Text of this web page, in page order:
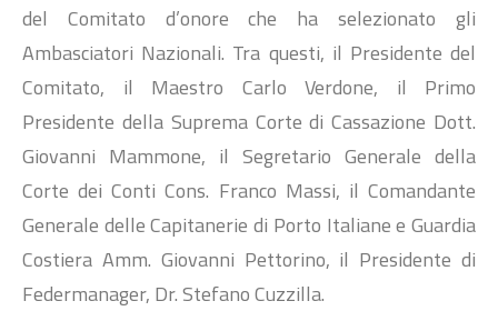
del Comitato d’onore che ha selezionato gli
Ambasciatori Nazionali. Tra questi, il Presidente del
Comitato, il Maestro Carlo Verdone, il Primo
Presidente della Suprema Corte di Cassazione Dott.
Giovanni Mammone, il Segretario Generale della
Corte dei Conti Cons. Franco Massi, il Comandante
Generale delle Capitanerie di Porto Italiane e Guardia
Costiera Amm. Giovanni Pettorino, il Presidente di
Federmanager, Dr. Stefano Cuzzilla.